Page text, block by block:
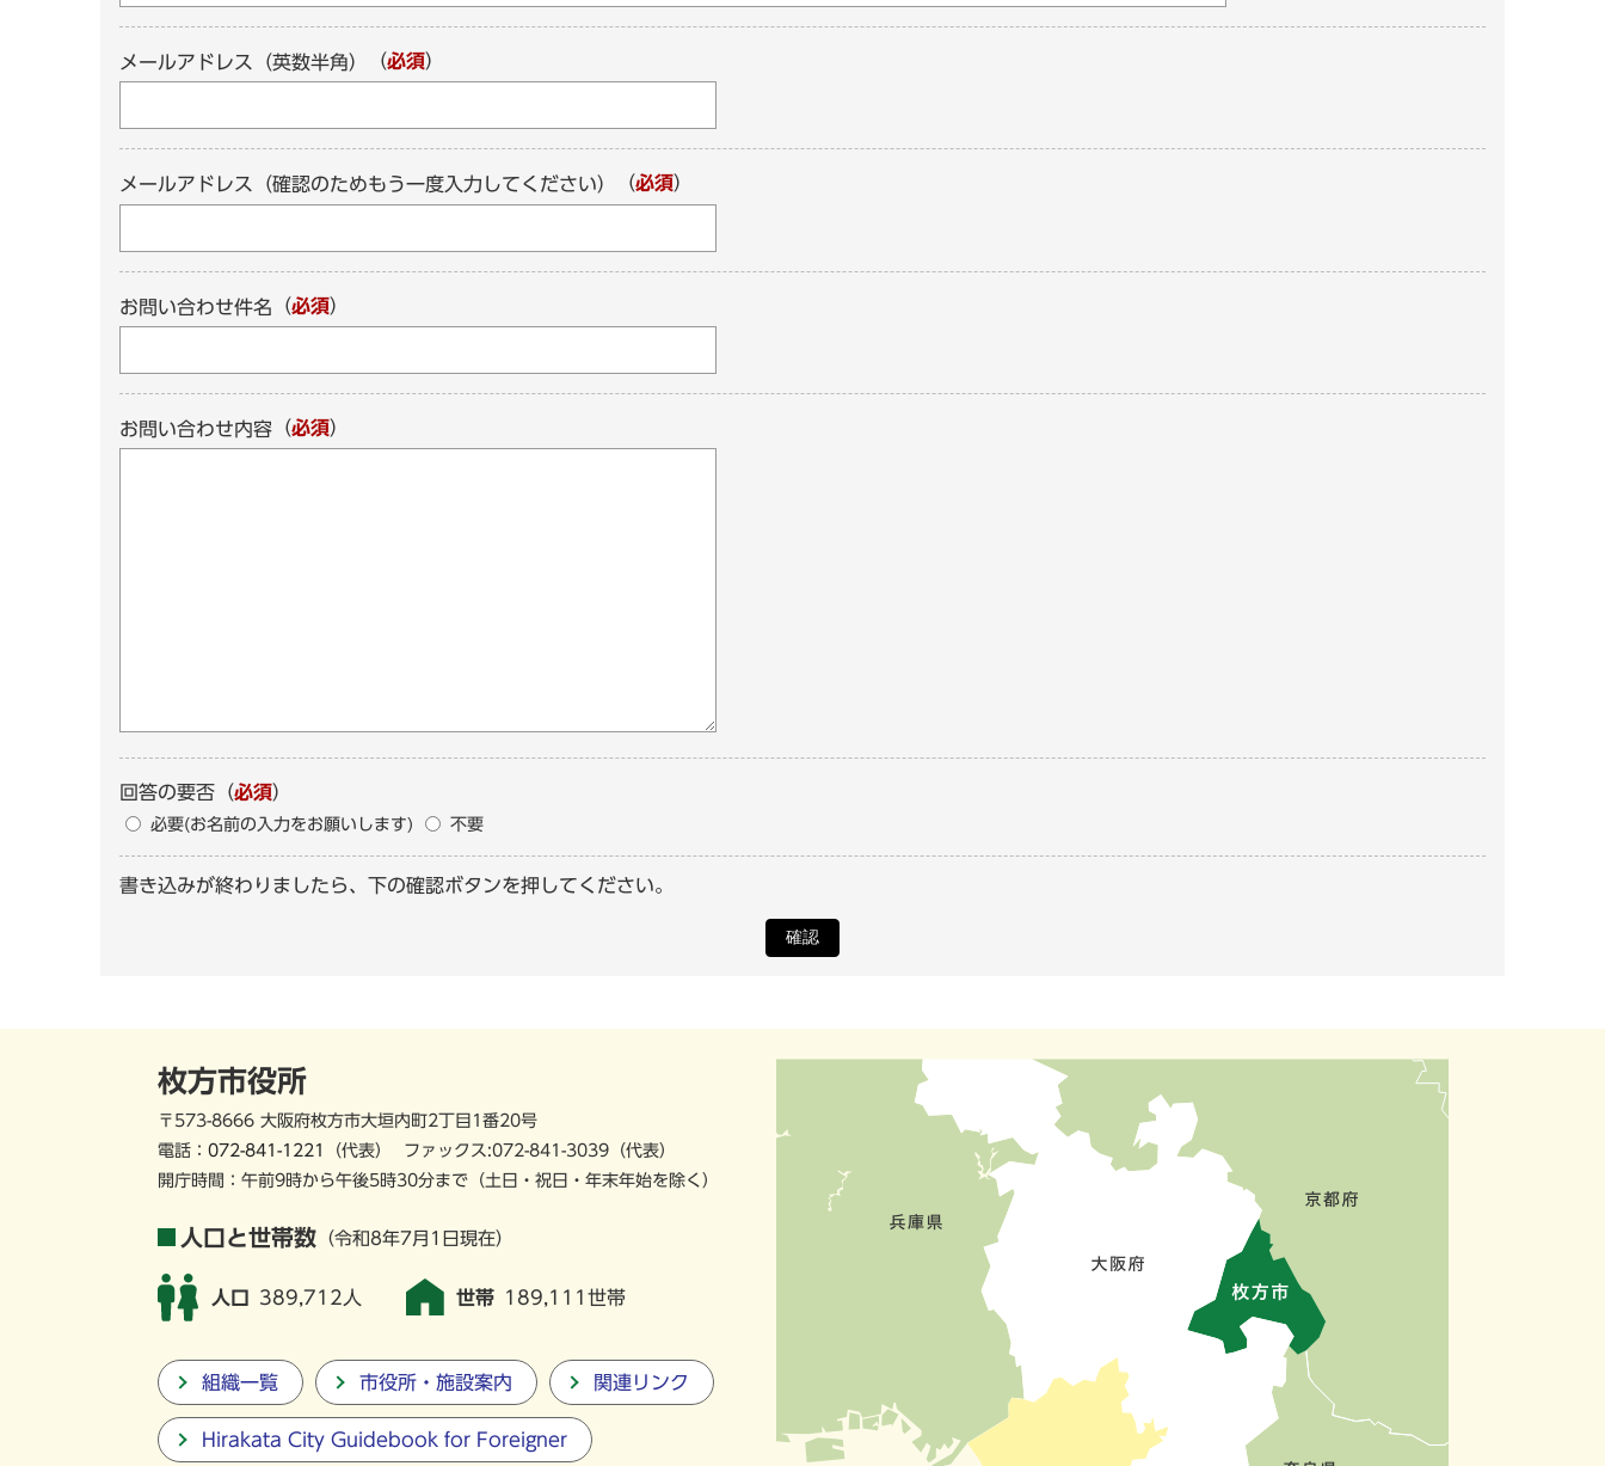
メールアドレス（英数半角） （必須）
メールアドレス（確認のためもう一度入力してください） （必須）
お問い合わせ件名 （必須）
お問い合わせ内容 （必須）
回答の要否 （必須）
必要(お名前の入力をお願いします) 不要
書き込みが終わりましたら、下の確認ボタンを押してください。
確認
枚方市役所
〒573-8666 大阪府枚方市大垣内町2丁目1番20号
電話： 072-841-1221 （代表） ファックス:072-841-3039（代表）
開庁時間：午前9時から午後5時30分まで （土日・祝日・年末年始を除く）
人口と世帯数 （令和8年7月1日現在）
人口 389,712人 世帯 189,111世帯
組織一覧 市役所・施設案内 関連リンク
Hirakata City Guidebook for Foreigner